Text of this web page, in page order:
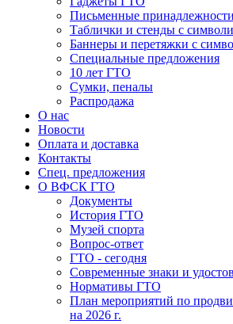
Письменные принадлежности
Таблички и стенды с
Баннеры и перетяжки с
Специальные предложения
10 лет ГТО
Сумки, пеналы
Распродажа
О нас
Новости
Оплата и доставка
Контакты
Спец. предложения
О ВФСК ГТО
Документы
История ГТО
Музей спорта
Вопрос-ответ
ГТО - сегодня
Современные знаки и
Нормативы ГТО
План мероприятий по
на 2026 г.